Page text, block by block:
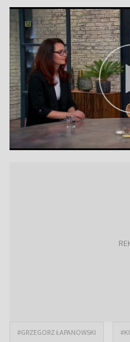
#GRZEGORZ ŁAPANOWSKI